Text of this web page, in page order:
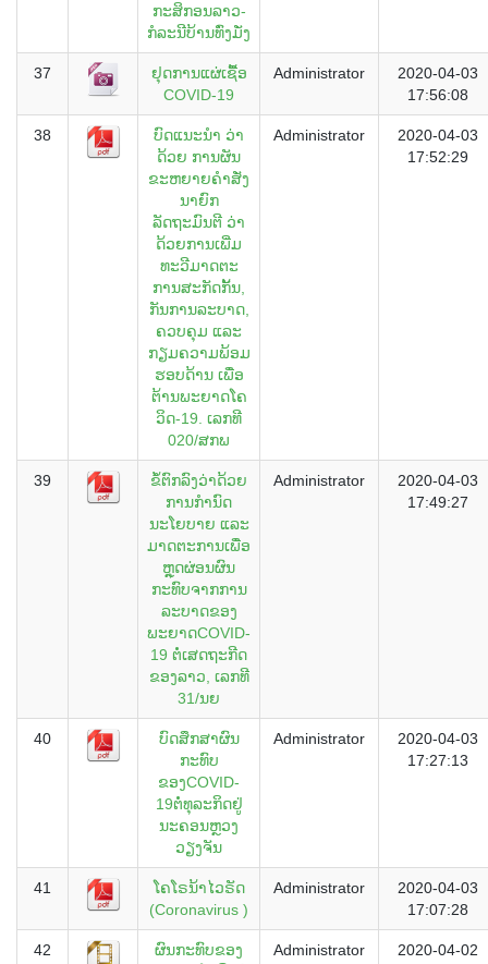
ກະສິກອນລາວ-
ກໍລະນີບ້ານທົ່ງມັ່ງ
37
ຢຸດການແຜ່ເຊື້ອ
COVID-19
Administrator
2020-04-03
17:56:08
38
ບົດແນະນໍາ ວ່າ
ດ້ວຍ ການຜັນ
ຂະຫຍາຍຄໍາສັ່ງ
ນາຍົກ
ລັດຖະມົນຕີ ວ່າ
ດ້ວຍການເພີ່ມ
ທະວີມາດຕະ
ການສະກັດກັ້ນ,
ກັນການລະບາດ,
ຄວບຄຸມ ແລະ
ກຽມຄວາມພ້ອມ
ຮອບດ້ານ ເພື່ອ
ຕ້ານພະຍາດໂຄ
ວິດ-19. ເລກທີ
020/ສກພ
Administrator
2020-04-03
17:52:29
39
ຂໍ້ຕົກລົງວ່າດ້ວຍ
ການກຳນົດ
ນະໂຍບາຍ ແລະ
ມາດຕະການເພື່ອ
ຫຼຸດຜ່ອນຜົນ
ກະທົບຈາກການ
ລະບາດຂອງ
ພະຍາດCOVID-
19 ຕໍ່ເສດຖະກີດ
ຂອງລາວ, ເລກທີ
31/ນຍ
Administrator
2020-04-03
17:49:27
40
ບົດສຶກສາຜົນ
ກະທົບ
ຂອງCOVID-
19ຕໍ່ທຸລະກິດຢູ່
ນະຄອນຫຼວງ
ວຽງຈັນ
Administrator
2020-04-03
17:27:13
41
ໂຄໂຣນ້າໄວຣັດ
(Coronavirus )
Administrator
2020-04-03
17:07:28
42
ຜົນກະທົບຂອງ
Administrator
2020-04-02